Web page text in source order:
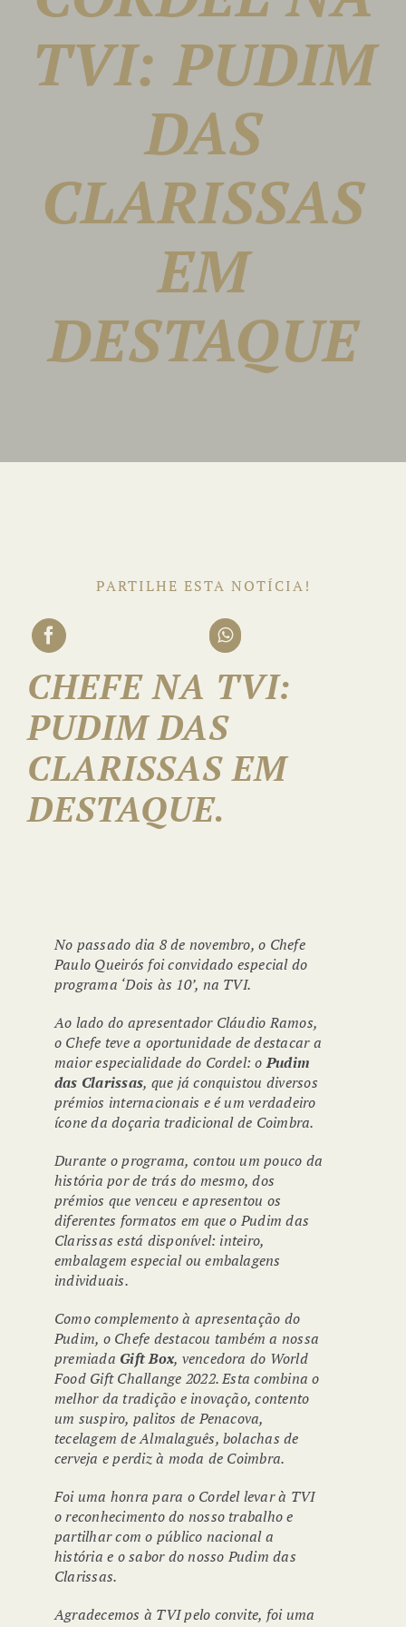
Notícias |
Reservas
TVI: PUDIM
DAS
CLARISSAS
EM
DESTAQUE
PARTILHE ESTA NOTÍCIA!
CHEFE NA TVI:
PUDIM DAS
CLARISSAS EM
DESTAQUE.
No passado dia 8 de novembro, o Chefe
Paulo Queirós foi convidado especial do
programa ‘Dois às 10’, na TVI.
Ao lado do apresentador Cláudio Ramos,
o Chefe teve a oportunidade de destacar a
maior especialidade do Cordel: oPudim
das Clarissas, que já conquistou diversos
prémios internacionais e é um verdadeiro
ícone da doçaria tradicional de Coimbra.
Durante o programa, contou um pouco da
história por de trás do mesmo, dos
prémios que venceu e apresentou os
diferentes formatos em que o Pudim das
Clarissas está disponível: inteiro,
embalagem especial ou embalagens
individuais.
Como complemento à apresentação do
Pudim, o Chefe destacou também a nossa
premiada Gift Box, vencedora do World
Food Gift Challange 2022. Esta combina o
melhor da tradição e inovação, contento
um suspiro, palitos de Penacova,
tecelagem de Almalaguês, bolachas de
cerveja e perdiz à moda de Coimbra.
Foi uma honra para o Cordel levar à TVI
o reconhecimento do nosso trabalho e
partilhar com o público nacional a
história e o sabor do nosso Pudim das
Clarissas.
Agradecemos à TVI pelo convite, foi uma